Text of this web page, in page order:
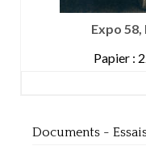
Expo 58,
Papier :
Documents -